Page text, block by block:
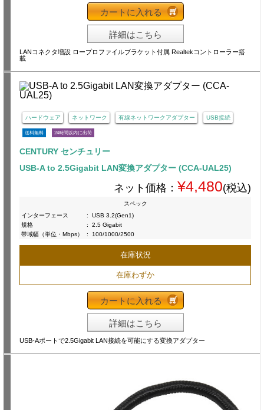
カートに入れる
詳細はこちら
LANコネクタ増設 ロープロファイルブラケット付属 Realtekコントローラー搭
載
ハードウェア ネットワーク 有線ネットワークアダプター USB接続
送料無料 24時間以内に出荷
CENTURY センチュリー
USB-A to 2.5Gigabit LAN変換アダプター (CCA-UAL25)
ネット価格： ¥4,480(税込)
スペック
インターフェース
:
USB 3.2(Gen1)
規格
:
2.5 Gigabit
帯域幅（単位・Mbps）
: 100/1000/2500
在庫状況
在庫わずか
カートに入れる
詳細はこちら
USB-Aポートで2.5Gigabit LAN接続を可能にする変換アダプター